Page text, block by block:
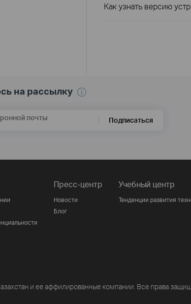
Как узнать версию
на рассылку
почты Подписаться
Пресс-центр
Новости
Блог
Учебный центр
Тенденции развития
и ее аффилированные компании. Все права